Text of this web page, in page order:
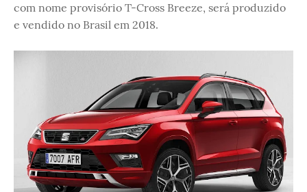
com nome provisório T-Cross Breeze, será produzido
e vendido no Brasil em 2018.